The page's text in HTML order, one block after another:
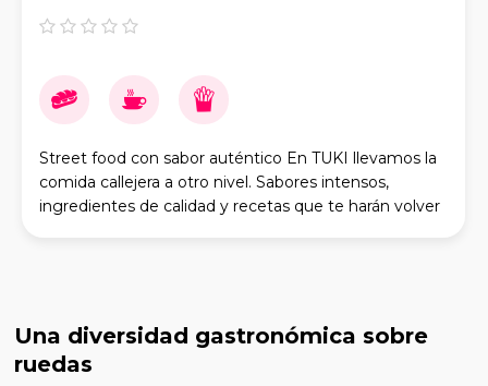
Street food con sabor auténtico En TUKI llevamos la
comida callejera a otro nivel. Sabores intensos,
ingredientes de calidad y recetas que te harán volver
Una diversidad gastronómica sobre
ruedas